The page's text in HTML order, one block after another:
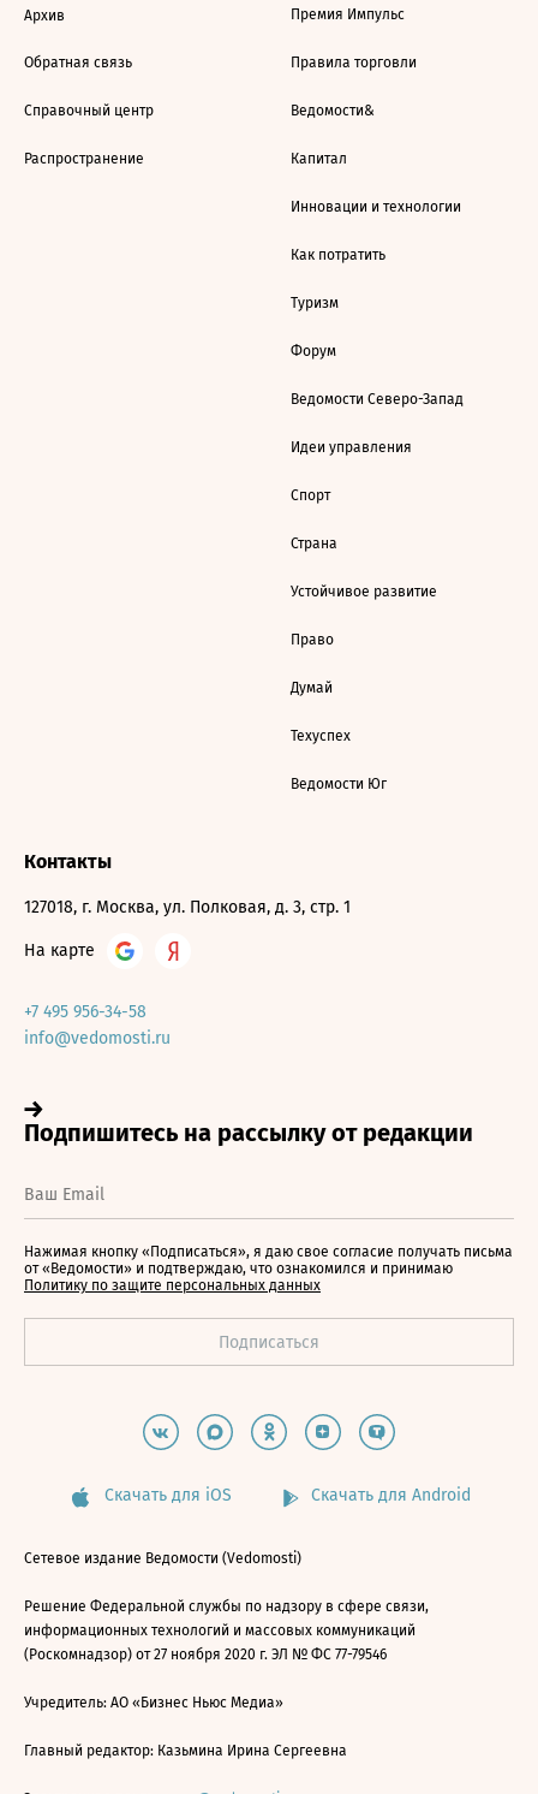
Архив
Обратная связь
Справочный центр
Распространение
Премия Импульс
Правила торговли
Ведомости&
Капитал
Инновации и технологии
Как потратить
Туризм
Форум
Ведомости Северо-Запад
Идеи управления
Спорт
Страна
Устойчивое развитие
Право
Думай
Техуспех
Ведомости Юг
Контакты
127018, г. Москва, ул. Полковая, д. 3, стр. 1
На карте
+7 495 956-34-58
info@vedomosti.ru
Нажимая кнопку «Подписаться», я даю свое согласие получать письма
от «Ведомости» и подтверждаю, что ознакомился и принимаю
Политику по защите персональных данных
Скачать для iOS Скачать для Android
Сетевое издание Ведомости (Vedomosti)
Решение Федеральной службы по надзору в сфере связи,
информационных технологий и массовых коммуникаций
(Роскомнадзор) от 27 ноября 2020 г. ЭЛ № ФС 77-79546
Учредитель: АО «Бизнес Ньюс Медиа»
Главный редактор: Казьмина Ирина Сергеевна